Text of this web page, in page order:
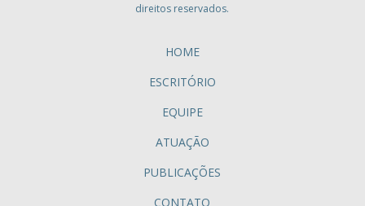
direitos reservados.
HOME
ESCRITÓRIO
EQUIPE
ATUAÇÃO
PUBLICAÇÕES
CONTATO